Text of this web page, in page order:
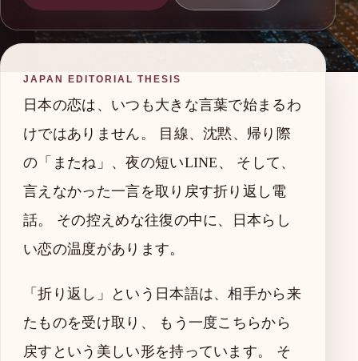
JAPAN EDITORIAL THESIS
日本の恋は、いつも大きな言葉で始まるわ
けではありません。 目線、沈黙、帰り際
の「またね」、夜の短いLINE、 そして、
言えなかった一言を取り戻す折り返し電
話。 その控えめな往復の中に、日本らし
い恋の温度があります。
「折り返し」という日本語は、相手から来
たものを受け取り、 もう一度こちらから
戻すという美しい形を持っています。 そ